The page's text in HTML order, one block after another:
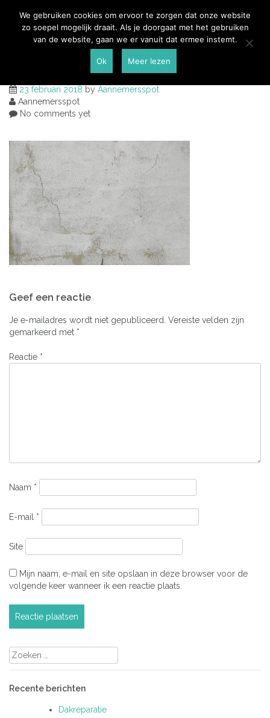
content
Aannemersspot
Spouwmuurisolatie
23 februari 2018 by Aannemersspot
Aannemersspot
No comments yet
navigatie
Geef een reactie
Je e-mailadres wordt niet gepubliceerd. Vereiste velden zijn
gemarkeerd met *
Reactie *
Naam *
E-mail *
Site
Mijn naam, e-mail en site opslaan in deze browser voor de
volgende keer wanneer ik een reactie plaats.
Zoeken
naar:
Recente berichten
Dakreparatie
We gebruiken cookies om ervoor te zorgen dat onze website
zo soepel mogelijk draait. Als je doorgaat met het gebruiken
van de website, gaan we er vanuit dat ermee instemt.
Ok Meer lezen